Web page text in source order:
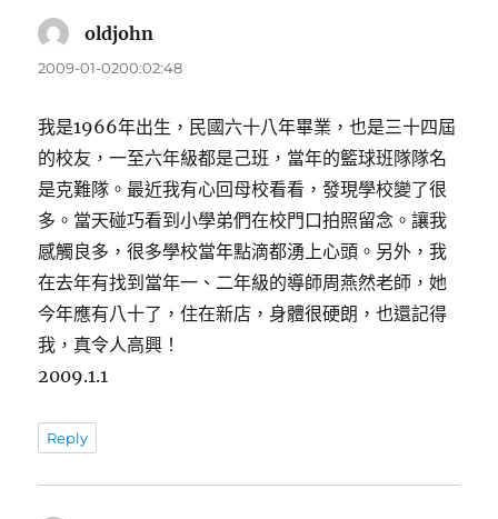
oldjohn
示:
2009-01-0200:02:48
我是1966年出生，民國六十八年畢業，也是三十四屆
的校友，一至六年級都是己班，當年的籃球班隊隊名
是克難隊。最近我有心回母校看看，發現學校變了很
多。當天碰巧看到小學弟們在校門口拍照留念。讓我
感觸良多，很多學校當年點滴都湧上心頭。另外，我
在去年有找到當年一、二年級的導師周燕然老師，她
今年應有八十了，住在新店，身體很硬朗，也還記得
我，真令人高興！
2009.1.1
Reply